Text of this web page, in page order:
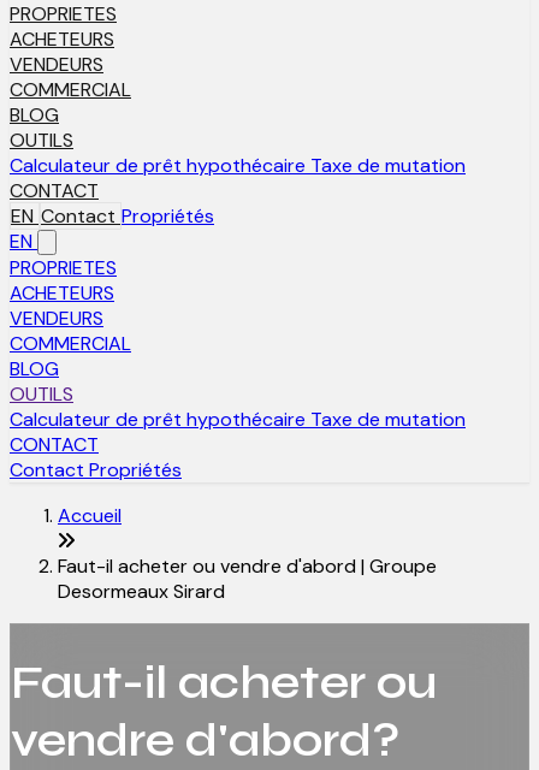
PROPRIETES
ACHETEURS
VENDEURS
COMMERCIAL
BLOG
OUTILS
Calculateur de prêt hypothécaire Taxe de mutation
CONTACT
EN Contact Propriétés
EN
PROPRIETES
ACHETEURS
VENDEURS
COMMERCIAL
BLOG
OUTILS
Calculateur de prêt hypothécaire Taxe de mutation
CONTACT
Contact Propriétés
Accueil
Faut-il acheter ou vendre d'abord | Groupe
Desormeaux Sirard
Faut-il acheter ou
vendre d'abord?